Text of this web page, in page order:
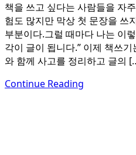
책을 쓰고 싶다는 사람들을 자
험도 많지만 막상 첫 문장을 쓰
부분이다.그럴 때마다 나는 이
각이 글이 됩니다.” 이제 책쓰
와 함께 사고를 정리하고 글의
Continue Reading